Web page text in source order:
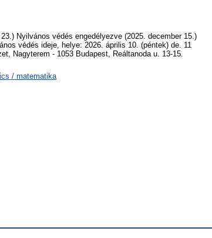
Nyilvános védés engedélyezve (2025. december 15.)
védés ideje, helye: 2026. április 10. (péntek) de. 11
Nagyterem - 1053 Budapest, Reáltanoda u. 13-15.
/ matematika